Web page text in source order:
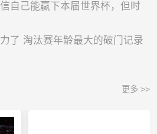
自己能赢下本届世界杯，但时
了 淘汰赛年龄最大的破门记录
更多 >>